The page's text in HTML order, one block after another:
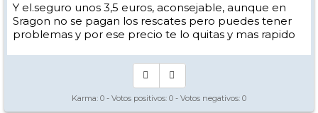
Y el.seguro unos 3,5 euros, aconsejable, aunque en
Sragon no se pagan los rescates pero puedes tener
problemas y por ese precio te lo quitas y mas rapido
Karma: 0 - Votos positivos: 0 - Votos negativos: 0